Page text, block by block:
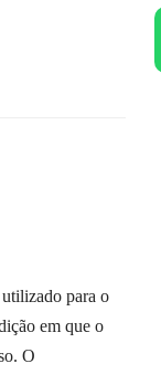
para o
em que o
O